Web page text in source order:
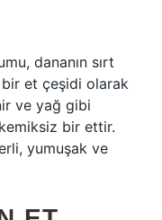
dananın sırt
bir et çeşidi olarak
ve yağ gibi
bir ettir.
yumuşak ve